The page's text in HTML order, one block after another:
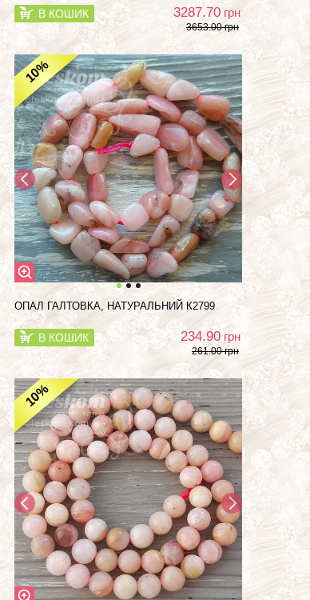
В КОШИК 3287.70 грн
3653.00 грн
10%
ОПАЛ ГАЛТОВКА, НАТУРАЛЬНИЙ К2799
В КОШИК 234.90грн
261.00 грн
10%